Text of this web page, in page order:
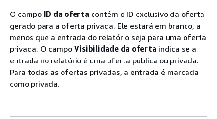
O campo ID da oferta contém o ID exclusivo da oferta
gerado para a oferta privada. Ele estará em branco, a
menos que a entrada do relatório seja para uma oferta
privada. O campo Visibilidade da oferta indica se a
entrada no relatório é uma oferta pública ou privada.
Para todas as ofertas privadas, a entrada é marcada
como privada.